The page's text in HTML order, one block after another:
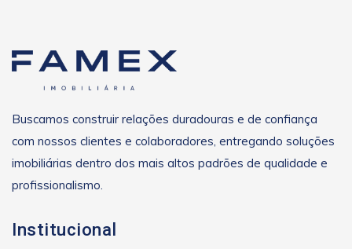
Buscamos construir relações duradouras e de confiança
com nossos clientes e colaboradores, entregando soluções
imobiliárias dentro dos mais altos padrões de qualidade e
profissionalismo.
Institucional